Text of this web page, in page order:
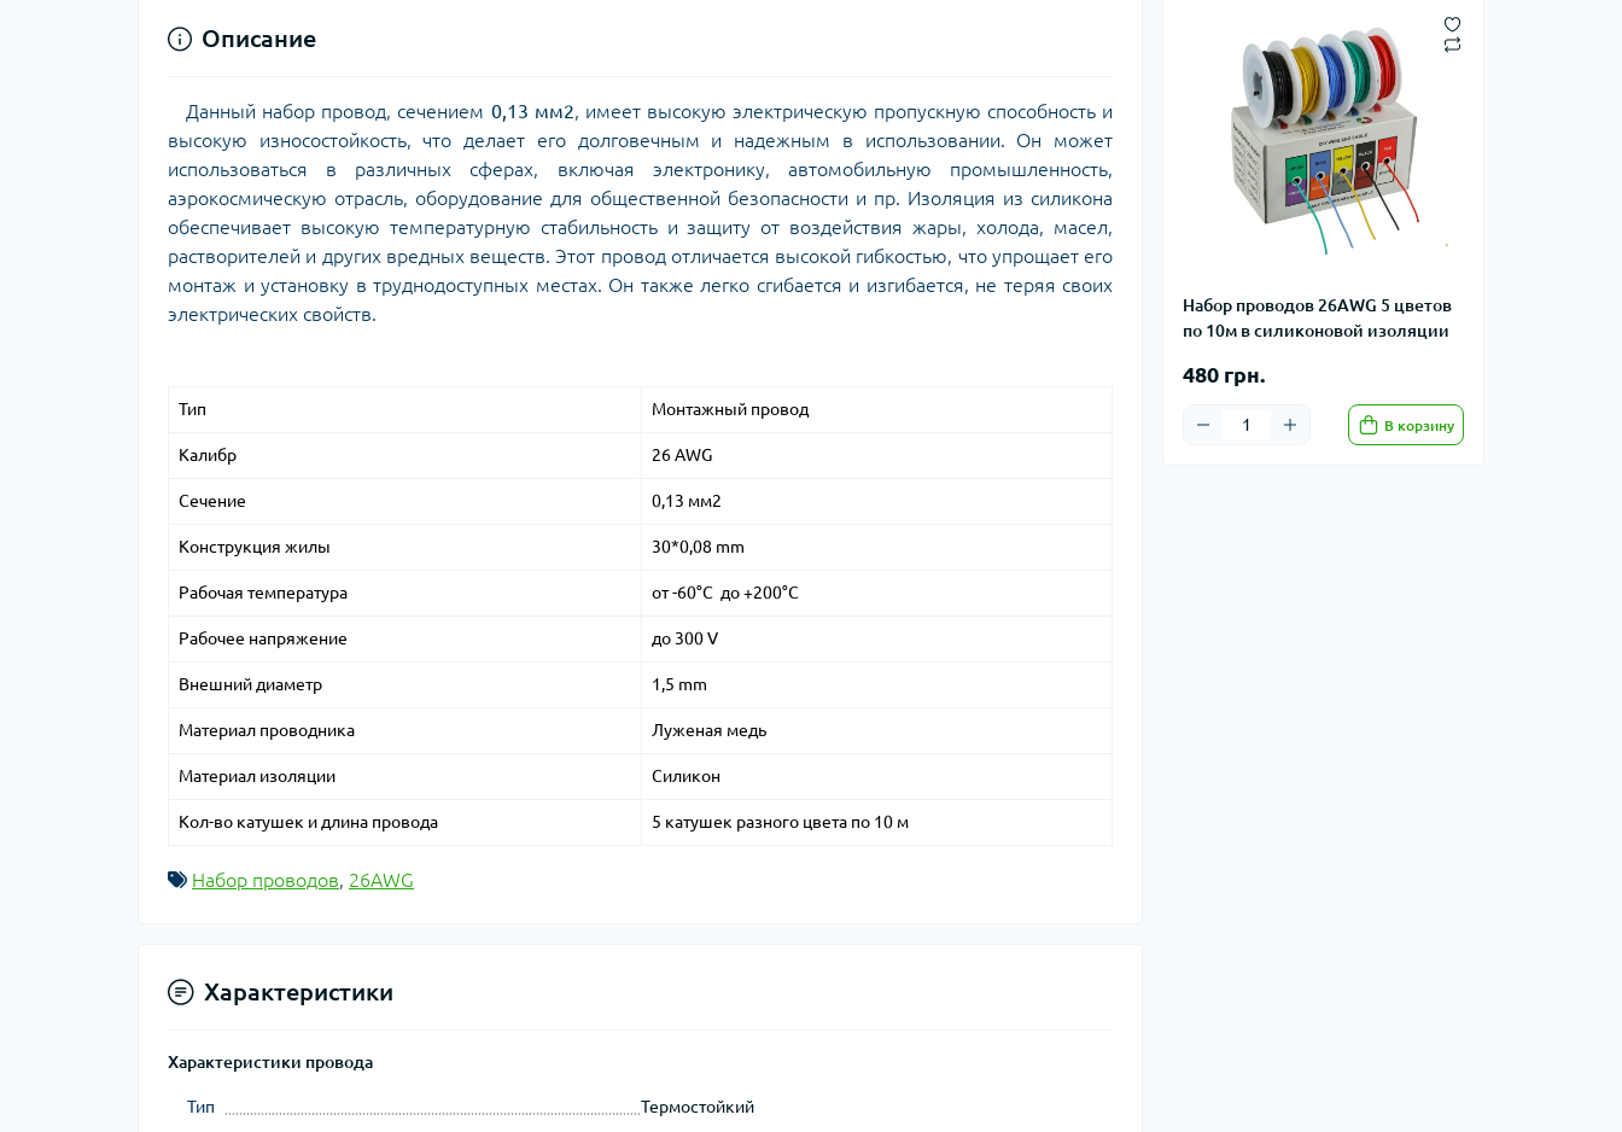
Набор проводов 26AWG 5 цветов
по 10м в силиконовой изоляции
480 грн.
В корзину
Описание
Данный набор провод, сечением 0,13 мм2, имеет высокую электрическую пропускную способность и
высокую износостойкость, что делает его долговечным и надежным в использовании. Он может
использоваться в различных сферах, включая электронику, автомобильную промышленность,
аэрокосмическую отрасль, оборудование для общественной безопасности и пр. Изоляция из силикона
обеспечивает высокую температурную стабильность и защиту от воздействия жары, холода, масел,
растворителей и других вредных веществ. Этот провод отличается высокой гибкостью, что упрощает его
монтаж и установку в труднодоступных местах. Он также легко сгибается и изгибается, не теряя своих
электрических свойств.
Тип Монтажный провод
Калибр 26 AWG
Сечение 0,13 мм2
Конструкция жилы 30*0,08 mm
Рабочая температура от -60°C до +200°C
Рабочее напряжение до 300 V
Внешний диаметр 1,5 mm
Материал проводника Луженая медь
Материал изоляции Силикон
Кол-во катушек и длина провода 5 катушек разного цвета по 10 м
Набор проводов, 26AWG
Характеристики
Характеристики провода
Тип Термостойкий